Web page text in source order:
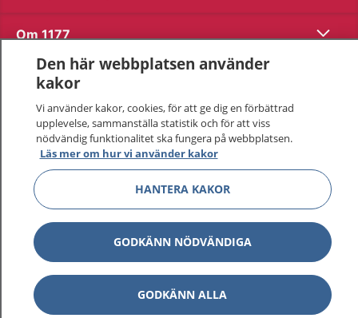
Om 1177 Visa
Kontakt
Behandling av personuppgifter
Hantering av kakor
Inställningar för kakor
1177 – en tjänst frånInera.
Den här webbplatsen använder
kakor
Vi använder kakor, cookies, för att ge dig en förbättrad
upplevelse, sammanställa statistik och för att viss
nödvändig funktionalitet ska fungera på webbplatsen.
Läs mer om hur vi använder kakor
HANTERA KAKOR
GODKÄNN NÖDVÄNDIGA
GODKÄNN ALLA